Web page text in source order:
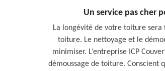
Un service pas cher
La longévité de votre toiture
toiture. Le nettoyage et le
minimiser. L’entreprise ICP
démoussage de toiture. Conscient